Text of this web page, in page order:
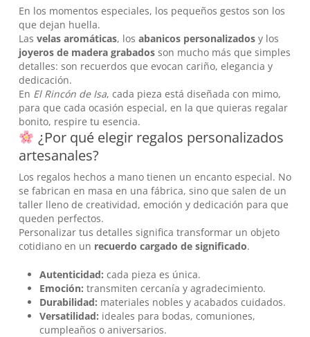
En los momentos especiales, los pequeños gestos son los
que dejan huella.
Las velas aromáticas, los abanicos personalizadosy los
joyeros de madera grabadosson mucho más que simples
detalles: son recuerdos que evocan cariño, elegancia y
dedicación.
En El Rincón de Isa, cada pieza está diseñada con mimo,
para que cada ocasión especial, en la que quieras regalar
bonito, respire tu esencia.
¿Por qué elegir regalos personalizados
artesanales?
Los regalos hechos a mano tienen un encanto especial. No
se fabrican en masa en una fábrica, sino que salen de un
taller lleno de creatividad, emoción y dedicación para que
queden perfectos.
Personalizar tus detalles significa transformar un objeto
cotidiano en un recuerdo cargado de significado.
Autenticidad: cada pieza es única.
Emoción: transmiten cercanía y agradecimiento.
Durabilidad: materiales nobles y acabados cuidados.
Versatilidad: ideales para bodas, comuniones,
cumpleaños o aniversarios.